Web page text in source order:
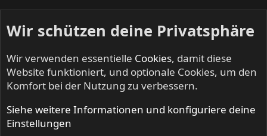
SOMETHIN' ELSE - Multimediales
Wir schützen deine Privatsphäre
Wir verwenden essentielle Cookies, damit diese
Website funktioniert, und optionale Cookies, um den
Komfort bei der Nutzung zu verbessern.
Siehe weitere Informationen und konfiguriere deine
Einstellungen